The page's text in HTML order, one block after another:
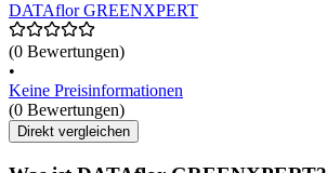
DATAflor GREENXPERT
(0 Bewertungen)
•
Keine Preisinformationen
(0 Bewertungen)
Direkt vergleichen